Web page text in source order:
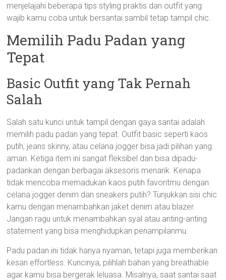
menjelajahi beberapa tips styling praktis dan outfit yang
wajib kamu coba untuk bersantai sambil tetap tampil chic.
Memilih Padu Padan yang
Tepat
Basic Outfit yang Tak Pernah
Salah
Salah satu kunci untuk tampil dengan gaya santai adalah
memilih padu padan yang tepat. Outfit basic seperti kaos
putih, jeans skinny, atau celana jogger bisa jadi pilihan yang
aman. Ketiga item ini sangat fleksibel dan bisa dipadu-
padankan dengan berbagai aksesoris menarik. Kenapa
tidak mencoba memadukan kaos putih favoritmu dengan
celana jogger denim dan sneakers putih? Tunjukkan sisi chic
kamu dengan menambahkan jaket denim atau blazer.
Jangan ragu untuk menambahkan syal atau anting-anting
statement yang bisa menghidupkan penampilanmu.
Padu padan ini tidak hanya nyaman, tetapi juga memberikan
kesan effortless. Kuncinya, pilihlah bahan yang breathable
agar kamu bisa bergerak leluasa. Misalnya, saat santai saat